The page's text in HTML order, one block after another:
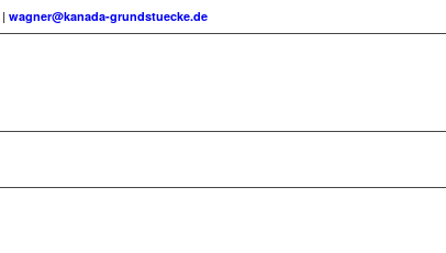
| wagner@kanada-grundstuecke.de